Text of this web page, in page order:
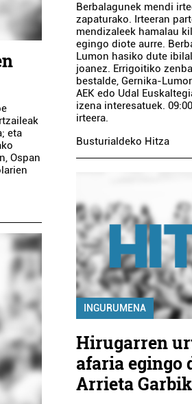
eta
Ospan
Berbalagunek mendi
zapaturako. Irteeran
mendizaleek hamalau
egingo diote aurre.
Lumon hasiko dute
joanez. Errigoitiko
bestalde, Gernika-
AEK edo Udal
izena interesatuek.
irteera.
Busturialdeko Hitza
INGURUMENA
Hirugarren
afaria egingo
Arrieta